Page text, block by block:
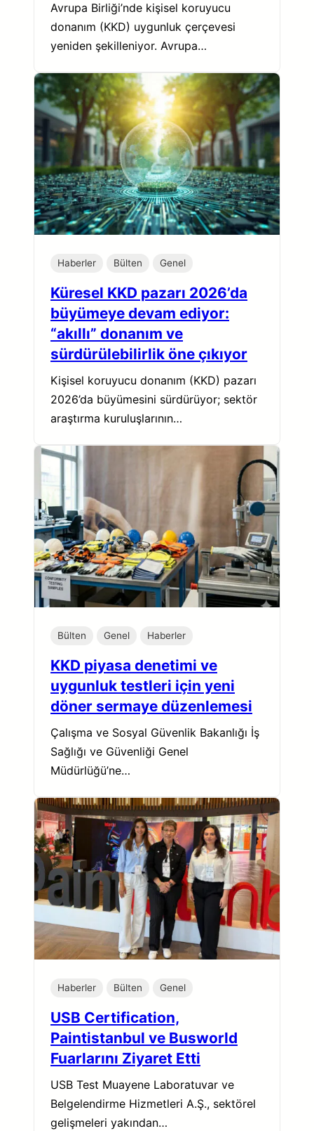
Avrupa Birliği’nde kişisel koruyucu
donanım (KKD) uygunluk çerçevesi
yeniden şekilleniyor. Avrupa…
Haberler Bülten Genel
Küresel KKD pazarı 2026’da
büyümeye devam ediyor:
“akıllı” donanım ve
sürdürülebilirlik öne çıkıyor
Kişisel koruyucu donanım (KKD) pazarı
2026’da büyümesini sürdürüyor; sektör
araştırma kuruluşlarının…
Bülten Genel Haberler
KKD piyasa denetimi ve
uygunluk testleri için yeni
döner sermaye düzenlemesi
Çalışma ve Sosyal Güvenlik Bakanlığı İş
Sağlığı ve Güvenliği Genel
Müdürlüğü’ne…
Haberler Bülten Genel
USB Certification,
Paintistanbul ve Busworld
Fuarlarını Ziyaret Etti
USB Test Muayene Laboratuvar ve
Belgelendirme Hizmetleri A.Ş., sektörel
gelişmeleri yakından…